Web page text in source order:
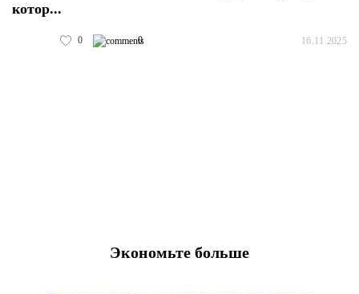
котор...
0 0 16.11.2025
Экономьте больше